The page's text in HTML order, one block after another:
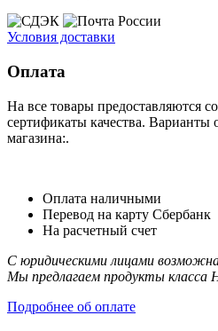
Условия доставки
Оплата
На все товары предоставляются
сертификаты качества. Варианты
магазина:.
Оплата наличными
Перевод на карту Сбербанк
На расчетный счет
С юридическими лицами
Мы предлагаем продукты класса
Подробнее об оплате